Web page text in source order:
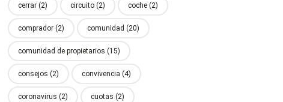
cerrar (2) circuito (2) coche (2)
comprador (2) comunidad (20)
comunidad de propietarios (15)
consejos (2) convivencia (4)
coronavirus (2) cuotas (2)